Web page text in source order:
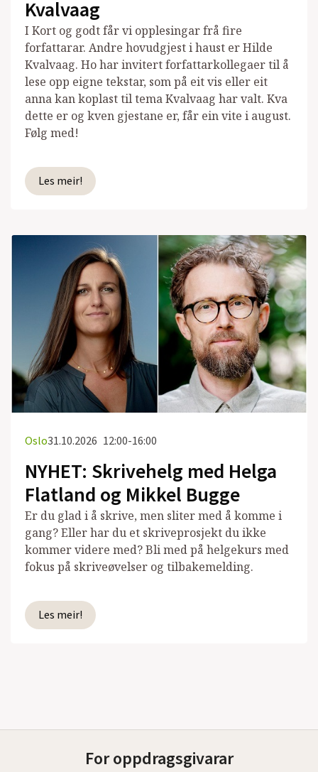
Kvalvaag
I Kort og godt får vi opplesingar frå fire
forfattarar. Andre hovudgjest i haust er Hilde
Kvalvaag. Ho har invitert forfattarkollegaer til å
lese opp eigne tekstar, som på eit vis eller eit
anna kan koplast til tema Kvalvaag har valt. Kva
dette er og kven gjestane er, får ein vite i august.
Følg med!
Les meir!
Oslo31.10.2026 12:00-16:00
NYHET: Skrivehelg med Helga
Flatland og Mikkel Bugge
Er du glad i å skrive, men sliter med å komme i
gang? Eller har du et skriveprosjekt du ikke
kommer videre med? Bli med på helgekurs med
fokus på skriveøvelser og tilbakemelding.
Les meir!
For oppdragsgivarar